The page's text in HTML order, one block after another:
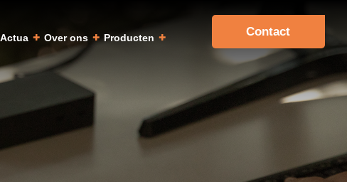
Actua Over ons Producten Contact